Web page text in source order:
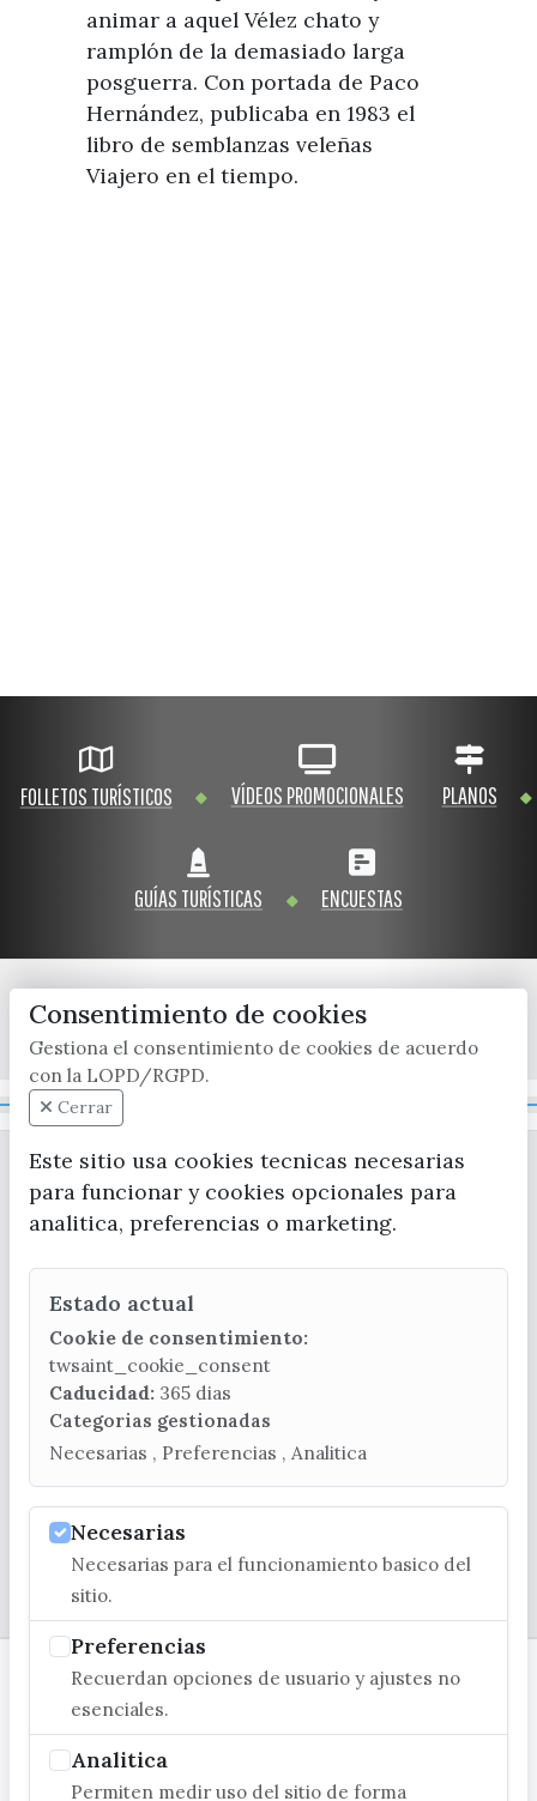
animar a aquel Vélez chato y
ramplón de la demasiado larga
posguerra. Con portada de Paco
Hernández, publicaba en 1983 el
libro de semblanzas veleñas
Viajero en el tiempo.
FOLLETOS TURÍSTICOS VÍDEOS PROMOCIONALES PLANOS
GUÍAS TURÍSTICAS ENCUESTAS
x / twitter facebook youtube instagram
CONTACTA CON LA OFICINA DE TURISMO
(+34) 952 541 104
turismo@velezmalaga.es
C/ Poniente, 2. CP 29740 - Torre del Mar
Consentimiento de cookies
Gestiona el consentimiento de cookies de acuerdo
con la LOPD/RGPD.
Cerrar
Este sitio usa cookies tecnicas necesarias
para funcionar y cookies opcionales para
analitica, preferencias o marketing.
Estado actual
Cookie de consentimiento:
twsaint_cookie_consent
Caducidad: 365 dias
Categorias gestionadas
Necesarias , Preferencias , Analitica
Necesarias
Necesarias para el funcionamiento basico del
sitio.
Preferencias
Recuerdan opciones de usuario y ajustes no
esenciales.
Analitica
Permiten medir uso del sitio de forma